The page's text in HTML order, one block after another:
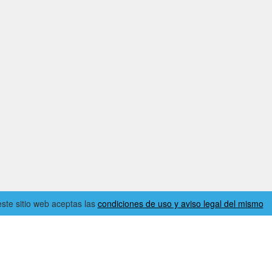
sitio web aceptas las condiciones de uso y aviso legal del mismo